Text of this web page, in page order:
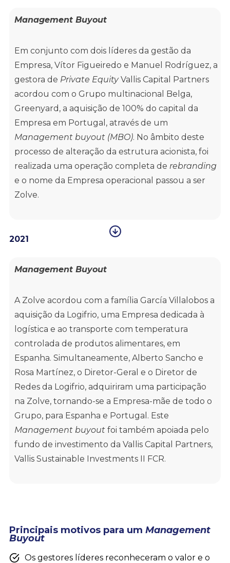
Management Buyout
Em conjunto com dois líderes da gestão da
Empresa, Vítor Figueiredo e Manuel Rodríguez, a
gestora de Private EquityVallis Capital Partners
acordou com o Grupo multinacional Belga,
Greenyard, a aquisição de 100% do capital da
Empresa em Portugal, através de um
Management buyout (MBO). No âmbito deste
processo de alteração da estrutura acionista, foi
realizada uma operação completa de rebranding
e o nome da Empresa operacional passou a ser
Zolve.
2021
Management Buyout
A Zolve acordou com a família García Villalobos a
aquisição da Logifrio, uma Empresa dedicada à
logística e ao transporte com temperatura
controlada de produtos alimentares, em
Espanha. Simultaneamente, Alberto Sancho e
Rosa Martínez, o Diretor-Geral e o Diretor de
Redes da Logifrio, adquiriram uma participação
na Zolve, tornando-se a Empresa-mãe de todo o
Grupo, para Espanha e Portugal. Este
Management buyout foi também apoiada pelo
fundo de investimento da Vallis Capital Partners,
Vallis Sustainable Investments II FCR.
Principais motivos para um Management
Buyout
Os gestores líderes reconheceram o valor e o